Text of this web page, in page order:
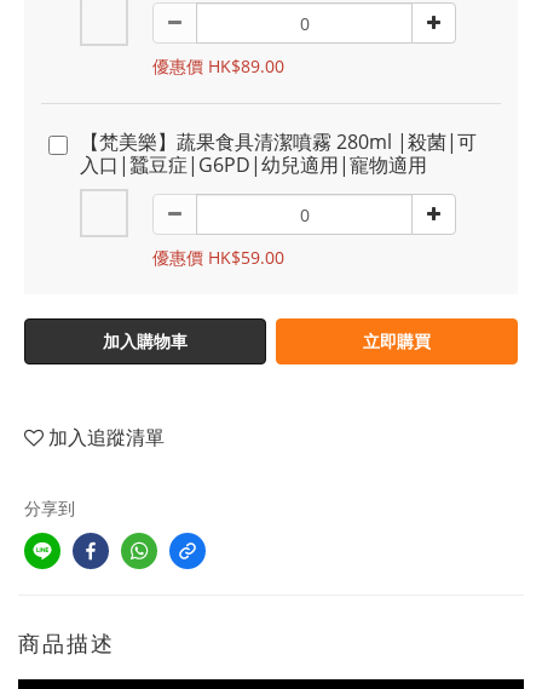
優惠價 HK$89.00
【梵美樂】蔬果食具清潔噴霧 280ml |殺菌|可
入口|蠶豆症|G6PD|幼兒適用|寵物適用
優惠價 HK$59.00
加入購物車 立即購買
加入追蹤清單
分享到
商品描述